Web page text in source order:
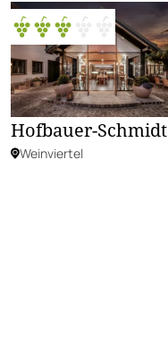
Hofbauer-Schmidt
Weinviertel